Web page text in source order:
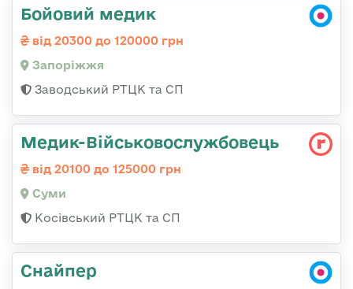
Бойовий медик
від 20300 до 120000 грн
Запоріжжя
Заводський РТЦК та СП
Медик-Військовослужбовець
від 20100 до 125000 грн
Суми
Косівський РТЦК та СП
Снайпер